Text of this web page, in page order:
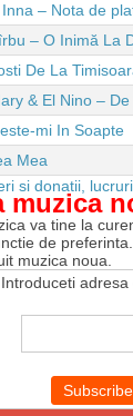
– Nota de
– O Inimă La
De La
& El Nino –
mi In Soapte
Mea
muzica
va tine la
de
muzica noua.
Introduceti adresa